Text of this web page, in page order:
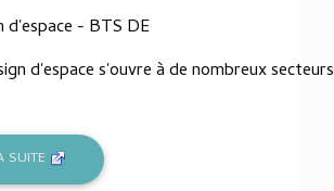
d'espace - BTS DE
d'espace s'ouvre à de nombreux secteurs
SUITE